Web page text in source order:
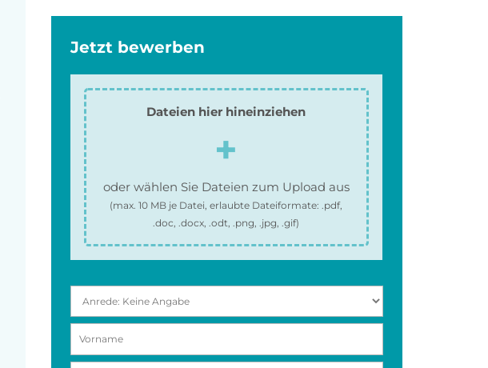
Jetzt bewerben
Dateien hier hineinziehen
oder wählen Sie Dateien zum Upload aus
(max.10 MB je Datei, erlaubte Dateiformate:.pdf,
.doc, .docx, .odt, .png, .jpg, .gif)